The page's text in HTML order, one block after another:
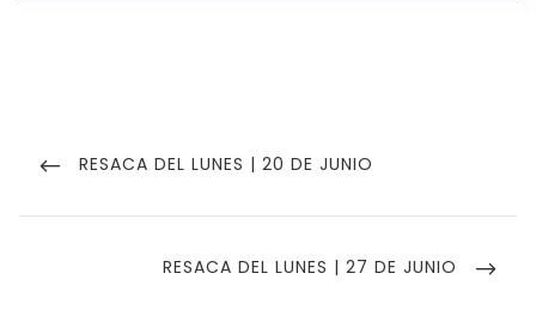
de
PREVIOUS
RESACA DEL LUNES | 20 DE JUNIO
NEXT
RESACA DEL LUNES | 27 DE JUNIO